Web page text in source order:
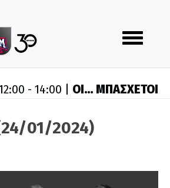
Toggle
navigation
- 14:00 | ΟΙ… ΜΠΑΣΧΕΤΟΙ
01/2024)